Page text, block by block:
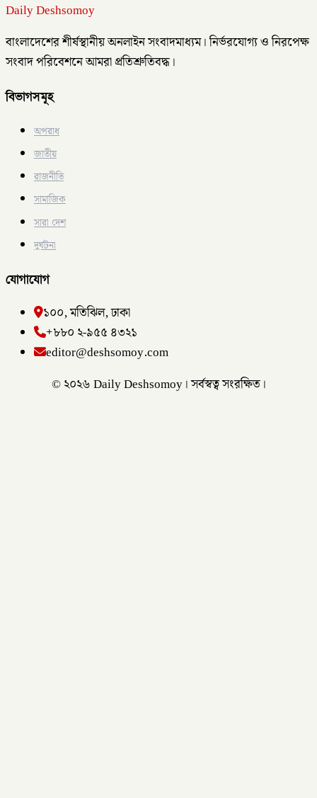
Daily Deshsomoy
বাংলাদেশের শীর্ষস্থানীয় অনলাইন সংবাদমাধ্যম। নির্ভরযোগ্য ও নিরপেক্ষ
সংবাদ পরিবেশনে আমরা প্রতিশ্রুতিবদ্ধ।
বিভাগসমূহ
অপরাধ
জাতীয়
রাজনীতি
সামাজিক
সারা দেশ
দুর্ঘটনা
যোগাযোগ
১০০, মতিঝিল, ঢাকা
+৮৮০ ২-৯৫৫ ৪৩২১
editor@deshsomoy.com
© ২০২৬ Daily Deshsomoy। সর্বস্বত্ব সংরক্ষিত।